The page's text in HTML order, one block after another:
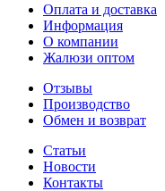
Оплата и доставка
Информация
О компании
Жалюзи оптом
Отзывы
Производство
Обмен и возврат
Статьи
Новости
Контакты